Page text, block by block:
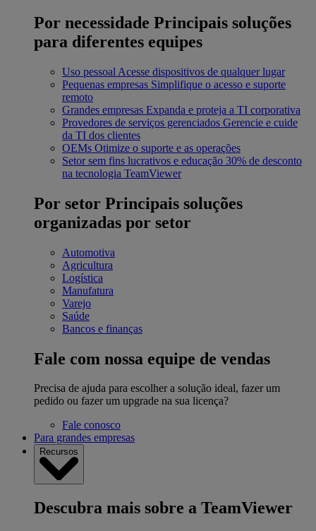
Por necessidade Principais soluções
para diferentes equipes
Uso pessoal Acesse dispositivos de qualquer lugar
Pequenas empresas Simplifique o acesso e suporte
remoto
Grandes empresas Expanda e proteja a TI corporativa
Provedores de serviços gerenciados Gerencie e cuide
da TI dos clientes
OEMs Otimize o suporte e as operações
Setor sem fins lucrativos e educação 30% de desconto
na tecnologia TeamViewer
Por setor Principais soluções
organizadas por setor
Automotiva
Agricultura
Logística
Manufatura
Varejo
Saúde
Bancos e finanças
Fale com nossa equipe de vendas
Precisa de ajuda para escolher a solução ideal, fazer um
pedido ou fazer um upgrade na sua licença?
Fale conosco
Para grandes empresas
Recursos
Descubra mais sobre a TeamViewer